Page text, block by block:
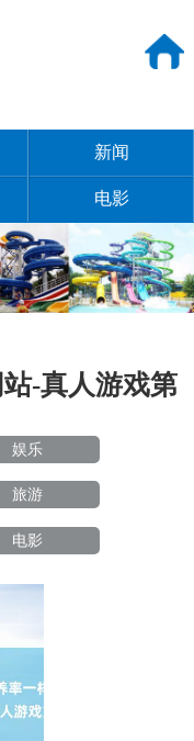
新闻
电影
-真人游戏第
娱乐
旅游
电影